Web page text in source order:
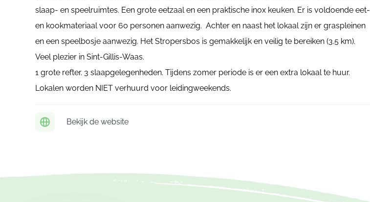
slaap- en speelruimtes. Een grote eetzaal en een praktische inox keuken. Er is voldoende eet-
en kookmateriaal voor 60 personen aanwezig. Achter en naast het lokaal zijn er graspleinen
en een speelbosje aanwezig. Het Stropersbos is gemakkelijk en veilig te bereiken (3.5 km).
Veel plezier in Sint-Gillis-Waas.
1 grote refter. 3 slaapgelegenheden. Tijdens zomer periode is er een extra lokaal te huur.
Lokalen worden NIET verhuurd voor leidingweekends.
Bekijk de website